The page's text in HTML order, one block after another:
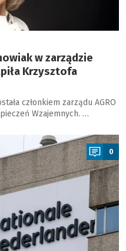
w zarządzie
Krzysztofa
członkiem zarządu AGRO
Wzajemnych. …
0